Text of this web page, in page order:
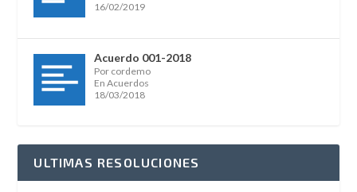
16/02/2019
Acuerdo 001-2018
Por cordemo
En Acuerdos
18/03/2018
ULTIMAS RESOLUCIONES